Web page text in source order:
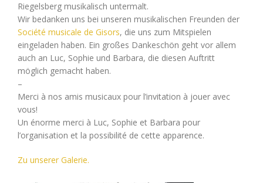
Riegelsberg musikalisch untermalt.
Wir bedanken uns bei unseren musikalischen Freunden der
Société musicale de Gisors, die uns zum Mitspielen
eingeladen haben. Ein großes Dankeschön geht vor allem
auch an Luc, Sophie und Barbara, die diesen Auftritt
möglich gemacht haben.
–
Merci à nos amis musicaux pour l’invitation à jouer avec
vous!
Un énorme merci à Luc, Sophie et Barbara pour
l’organisation et la possibilité de cette apparence.
Zu unserer Galerie.